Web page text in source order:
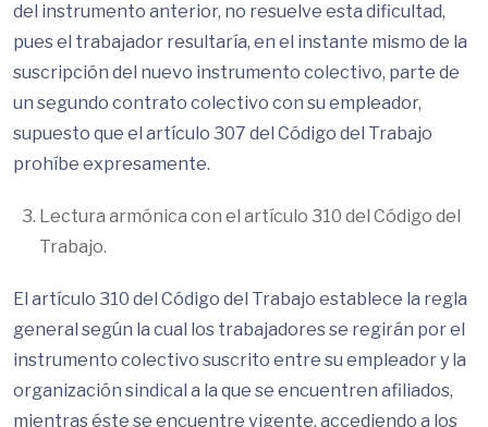
del instrumento anterior, no resuelve esta dificultad,
pues el trabajador resultaría, en el instante mismo de la
suscripción del nuevo instrumento colectivo, parte de
un segundo contrato colectivo con su empleador,
supuesto que el artículo 307 del Código del Trabajo
prohíbe expresamente.
Lectura armónica con el artículo 310 del Código del
Trabajo.
El artículo 310 del Código del Trabajo establece la regla
general según la cual los trabajadores se regirán por el
instrumento colectivo suscrito entre su empleador y la
organización sindical a la que se encuentren afiliados,
mientras éste se encuentre vigente, accediendo a los